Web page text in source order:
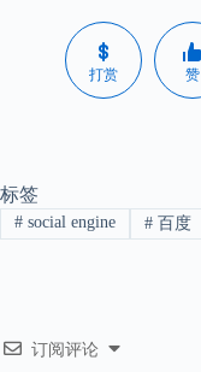
打赏 赞
标签
#social engine #百度
订阅评论